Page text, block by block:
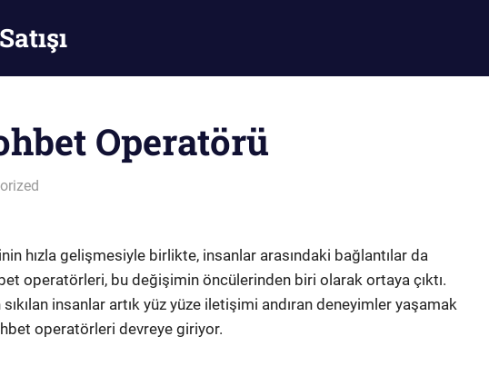
Operatörü
hızla gelişmesiyle birlikte, insanlar arasındaki bağlantılar da
operatörleri, bu değişimin öncülerinden biri olarak ortaya çıktı.
insanlar artık yüz yüze iletişimi andıran deneyimler yaşamak
operatörleri devreye giriyor.